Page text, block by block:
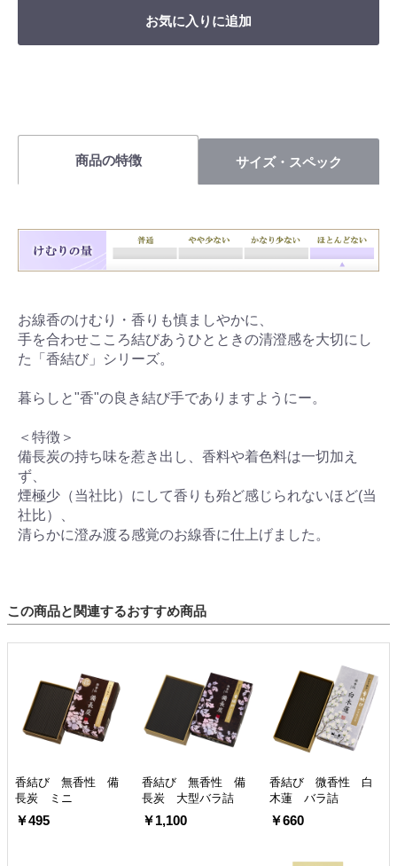
お気に入りに追加
商品の特徴 サイズ・スペック
お線香のけむり・香りも慎ましやかに、
手を合わせこころ結びあうひとときの清澄感を大切にし
た「香結び」シリーズ。
暮らしと"香"の良き結び手でありますようにー。
＜特徴＞
備長炭の持ち味を惹き出し、香料や着色料は一切加え
ず、
煙極少（当社比）にして香りも殆ど感じられないほど(当
社比）、
清らかに澄み渡る感覚のお線香に仕上げました。
この商品と関連するおすすめ商品
香結び 無香性 備
長炭 ミニ
￥495
香結び 無香性 備
長炭 大型バラ詰
￥1,100
香結び 微香性 白
木蓮 バラ詰
￥660